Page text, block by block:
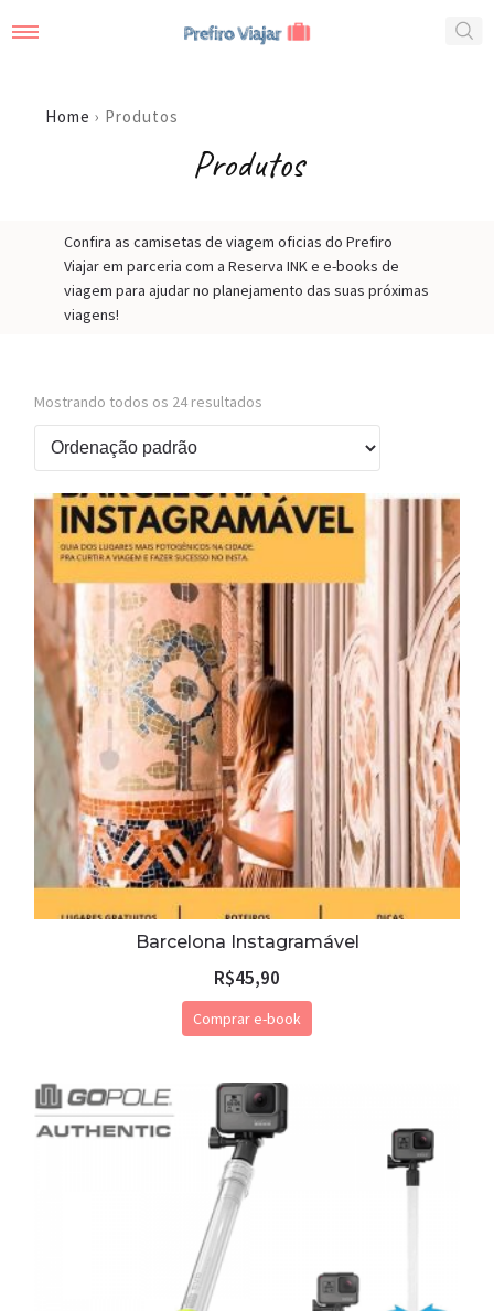
Home › Produtos
Produtos
Confira as camisetas de viagem oficias do Prefiro
Viajar em parceria com a Reserva INK e e-books de
viagem para ajudar no planejamento das suas próximas
viagens!
Mostrando todos os 24 resultados
Barcelona Instagramável
R$45,90
Comprar e-book